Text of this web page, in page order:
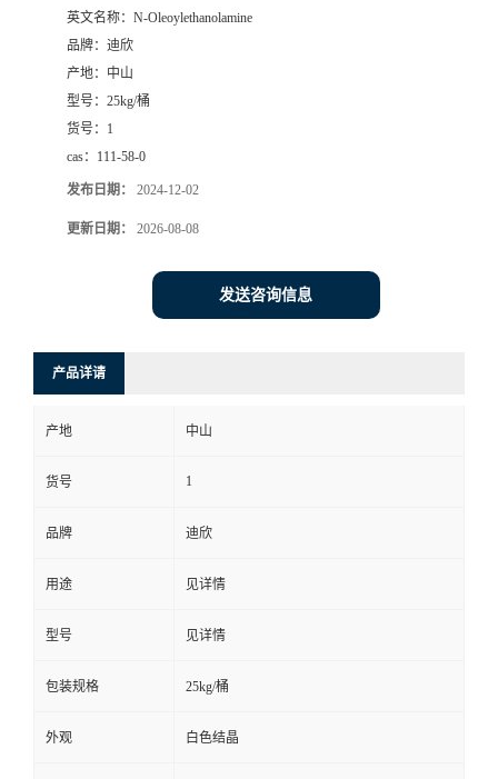
式
在
线
留
言
英文名称： N-Oleoylethanolamine
品牌： 迪欣
产地： 中山
型号： 25kg/桶
货号： 1
cas： 111-58-0
发布日期： 2024-12-02
更新日期： 2026-08-08
发送咨询信息
产品详请
产地 中山
货号 1
品牌 迪欣
用途 见详情
型号 见详情
包装规格 25kg/桶
外观 白色结晶